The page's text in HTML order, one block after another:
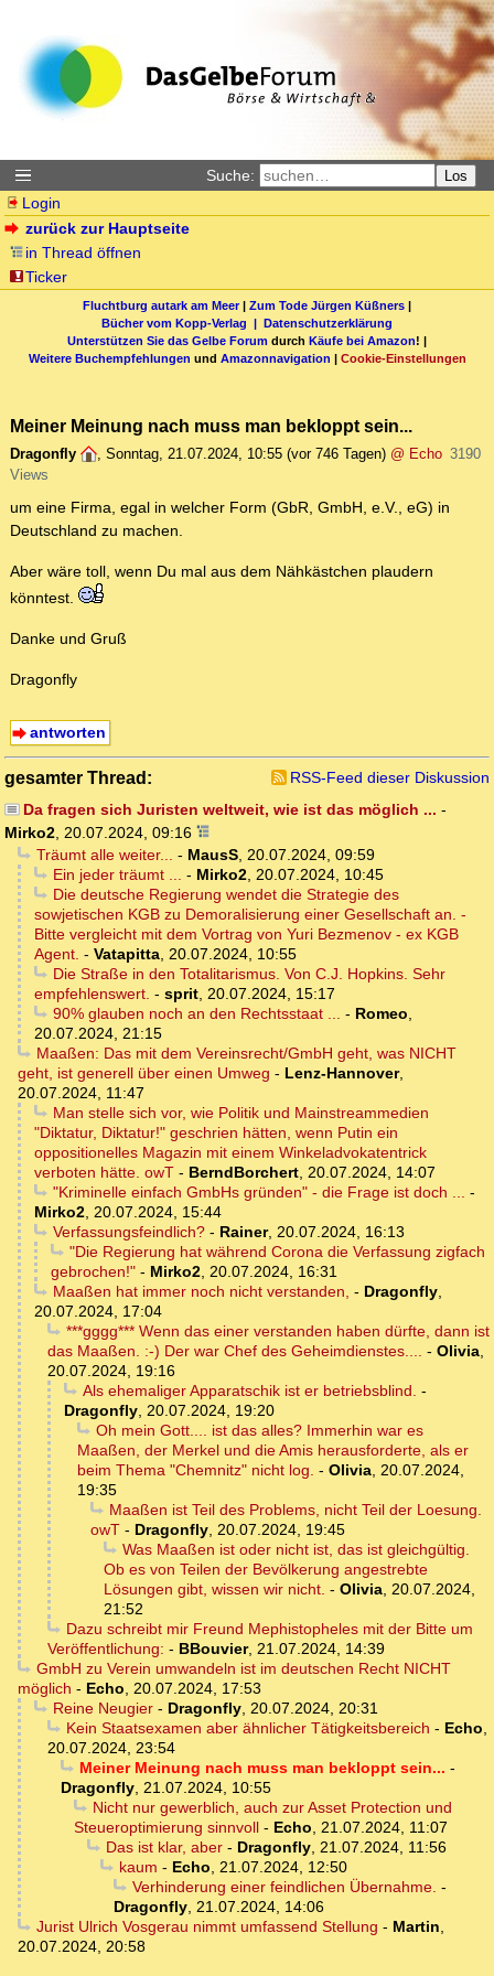
Suche: Los
Login
zurück zur Hauptseite
in Thread öffnen
Ticker
Fluchtburg autark am Meer| Zum Tode Jürgen Küßners |
Bücher vom Kopp-Verlag | Datenschutzerklärung
Unterstützen Sie das Gelbe Forum durch Käufe bei Amazon! |
Weitere Buchempfehlungen und Amazonnavigation | Cookie-Einstellungen
Meiner Meinung nach muss man bekloppt sein...
Dragonfly , Sonntag, 21.07.2024, 10:55 (vor 746 Tagen) @ Echo 3190
Views
um eine Firma, egal in welcher Form (GbR, GmbH, e.V., eG) in
Deutschland zu machen.
Aber wäre toll, wenn Du mal aus dem Nähkästchen plaudern
könntest.
Danke und Gruß
Dragonfly
antworten
gesamter Thread:
RSS-Feed dieser Diskussion
Da fragen sich Juristen weltweit, wie ist das möglich ... -
Mirko2, 20.07.2024, 09:16
Träumt alle weiter... - MausS, 20.07.2024, 09:59
Ein jeder träumt ... - Mirko2, 20.07.2024, 10:45
Die deutsche Regierung wendet die Strategie des
sowjetischen KGB zu Demoralisierung einer Gesellschaft an. -
Bitte vergleicht mit dem Vortrag von Yuri Bezmenov - ex KGB
Agent. - Vatapitta, 20.07.2024, 10:55
Die Straße in den Totalitarismus. Von C.J. Hopkins. Sehr
empfehlenswert. - sprit, 20.07.2024, 15:17
90% glauben noch an den Rechtsstaat ... - Romeo,
20.07.2024, 21:15
Maaßen: Das mit dem Vereinsrecht/GmbH geht, was NICHT
geht, ist generell über einen Umweg - Lenz-Hannover,
20.07.2024, 11:47
Man stelle sich vor, wie Politik und Mainstreammedien
"Diktatur, Diktatur!" geschrien hätten, wenn Putin ein
oppositionelles Magazin mit einem Winkeladvokatentrick
verboten hätte. owT - BerndBorchert, 20.07.2024, 14:07
"Kriminelle einfach GmbHs gründen" - die Frage ist doch ... -
Mirko2, 20.07.2024, 15:44
Verfassungsfeindlich?- Rainer, 20.07.2024, 16:13
"Die Regierung hat während Corona die Verfassung zigfach
gebrochen!" - Mirko2, 20.07.2024, 16:31
Maaßen hat immer noch nicht verstanden, - Dragonfly,
20.07.2024, 17:04
***gggg*** Wenn das einer verstanden haben dürfte, dann ist
das Maaßen. :-) Der war Chef des Geheimdienstes.... - Olivia,
20.07.2024, 19:16
Als ehemaliger Apparatschik ist er betriebsblind. -
Dragonfly, 20.07.2024, 19:20
Oh mein Gott.... ist das alles? Immerhin war es
Maaßen, der Merkel und die Amis herausforderte, als er
beim Thema "Chemnitz" nicht log. - Olivia, 20.07.2024,
19:35
Maaßen ist Teil des Problems, nicht Teil der Loesung.
owT - Dragonfly, 20.07.2024, 19:45
Was Maaßen ist oder nicht ist, das ist gleichgültig.
Ob es von Teilen der Bevölkerung angestrebte
Lösungen gibt, wissen wir nicht. - Olivia, 20.07.2024,
21:52
Dazu schreibt mir Freund Mephistopheles mit der Bitte um
Veröffentlichung: - BBouvier, 21.07.2024, 14:39
GmbH zu Verein umwandeln ist im deutschen Recht NICHT
möglich - Echo, 20.07.2024, 17:53
Reine Neugier- Dragonfly, 20.07.2024, 20:31
Kein Staatsexamen aber ähnlicher Tätigkeitsbereich - Echo,
20.07.2024, 23:54
Meiner Meinung nach muss man bekloppt sein... -
Dragonfly, 21.07.2024, 10:55
Nicht nur gewerblich, auch zur Asset Protection und
Steueroptimierung sinnvoll - Echo, 21.07.2024, 11:07
Das ist klar, aber- Dragonfly, 21.07.2024, 11:56
kaum - Echo, 21.07.2024, 12:50
Verhinderung einer feindlichen Übernahme. -
Dragonfly, 21.07.2024, 14:06
Jurist Ulrich Vosgerau nimmt umfassend Stellung - Martin,
20.07.2024, 20:58